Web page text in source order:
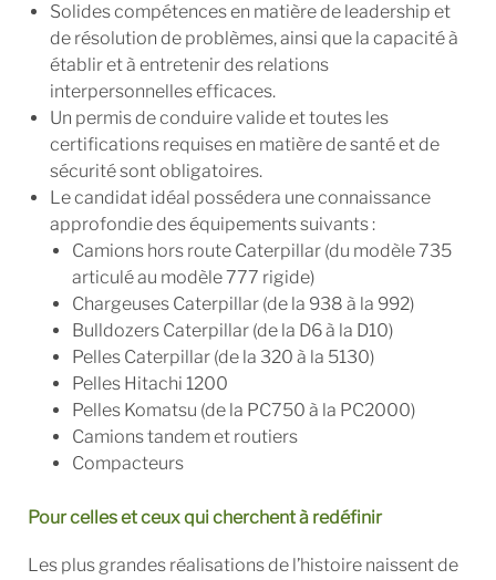
Solides compétences en matière de leadership et
de résolution de problèmes, ainsi que la capacité à
établir et à entretenir des relations
interpersonnelles efficaces.
Un permis de conduire valide et toutes les
certifications requises en matière de santé et de
sécurité sont obligatoires.
Le candidat idéal possédera une connaissance
approfondie des équipements suivants :
Camions hors route Caterpillar (du modèle 735
articulé au modèle 777 rigide)
Chargeuses Caterpillar (de la 938 à la 992)
Bulldozers Caterpillar (de la D6 à la D10)
Pelles Caterpillar (de la 320 à la 5130)
Pelles Hitachi 1200
Pelles Komatsu (de la PC750 à la PC2000)
Camions tandem et routiers
Compacteurs
Pour celles et ceux qui cherchent à redéfinir
Les plus grandes réalisations de l’histoire naissent de